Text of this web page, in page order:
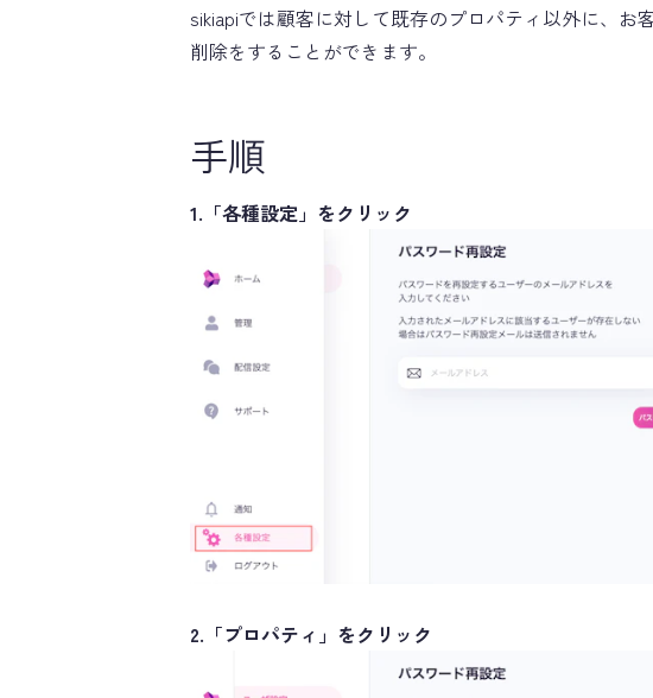
sikiapiでは顧客に対して既存のプロパティ以外に、お
削除をすることができます。
手順
1.「各種設定」をクリック
2.「プロパティ」をクリック